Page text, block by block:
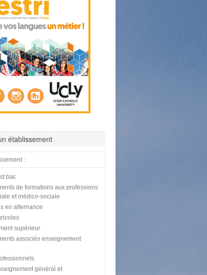
établissement
:
bac
de formations aux professions
et médico-sociale
en alternance
supérieur
associés enseignement
général et